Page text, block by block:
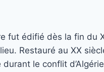
fut édifié dès la fin du
Restauré au XX
le conflit